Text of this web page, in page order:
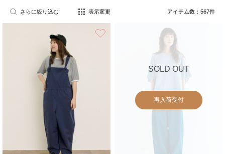
さらに絞り込む 表示変更 アイテム数： 567件
SOLD OUT
再入荷受付